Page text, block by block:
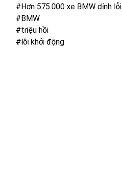
#Hơn 575.000 xe BMW dính lỗi
#BMW
#triệu hồi
#lỗi khởi động